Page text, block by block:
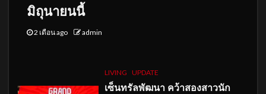
มิถุนายนนี้
2 เดือน ago admin
LIVING UPDATE
เซ็นทรัลพัฒนา คว้าสองสาวนัก